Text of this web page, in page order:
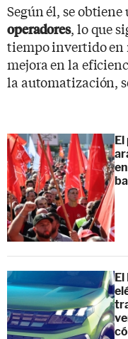
Según él, se obtiene
operadores, lo que
tiempo invertido en
mejora en la
la automatización,
El